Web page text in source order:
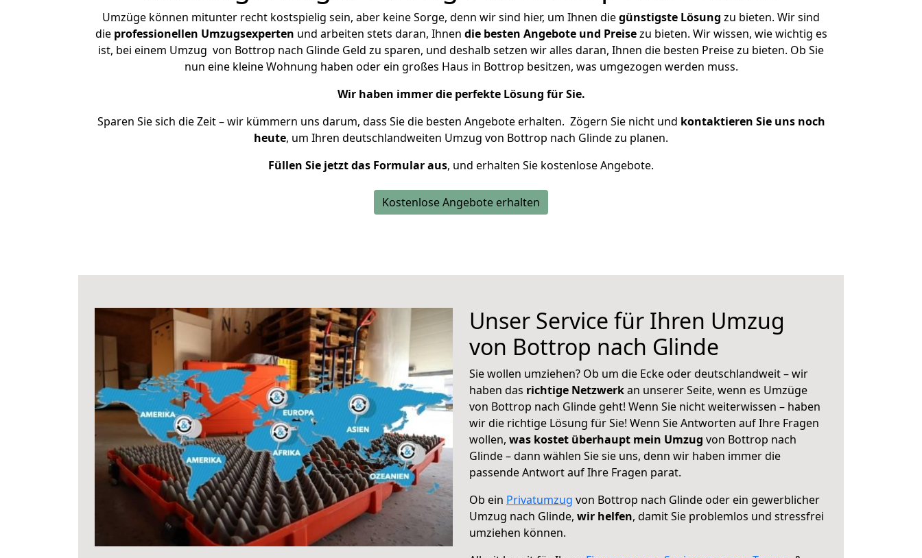
Umzüge können mitunter recht kostspielig sein, aber keine Sorge, denn wir sind hier, um Ihnen diegünstigste Lösung zu bieten. Wir sind
die professionellen Umzugsexperten und arbeiten stets daran, Ihnen die besten Angebote und Preisezu bieten. Wir wissen, wie wichtig es
ist, bei einem Umzug von Bottrop nach Glinde Geld zu sparen, und deshalb setzen wir alles daran, Ihnen die besten Preise zu bieten. Ob Sie
nun eine kleine Wohnung haben oder ein großes Haus in Bottrop besitzen, was umgezogen werden muss.
Wir haben immer die perfekte Lösung für Sie.
Sparen Sie sich die Zeit – wir kümmern uns darum, dass Sie die besten Angebote erhalten. Zögern Sie nicht und kontaktieren Sie uns noch
heute, um Ihren deutschlandweiten Umzug von Bottrop nach Glinde zu planen.
Füllen Sie jetzt das Formular aus, und erhalten Sie kostenlose Angebote.
Kostenlose Angebote erhalten
Unser Service für Ihren Umzug
von Bottrop nach Glinde
Sie wollen umziehen? Ob um die Ecke oder deutschlandweit – wir
haben das richtige Netzwerkan unserer Seite, wenn es Umzüge
von Bottrop nach Glinde geht! Wenn Sie nicht weiterwissen – haben
wir die richtige Lösung für Sie! Wenn Sie Antworten auf Ihre Fragen
wollen, was kostet überhaupt mein Umzug von Bottrop nach
Glinde – dann wählen Sie sie uns, denn wir haben immer die
passende Antwort auf Ihre Fragen parat.
Ob ein Privatumzug von Bottrop nach Glinde oder ein gewerblicher
Umzug nach Glinde, wir helfen, damit Sie problemlos und stressfrei
umziehen können.